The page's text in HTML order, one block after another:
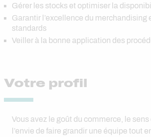
Gérer les stocks et optimiser la
Garantir l’excellence du merchandising
standards
Veiller à la bonne application des
Votre profil
Vous avez le goût du commerce, le sens
l’envie de faire grandir une équipe tout